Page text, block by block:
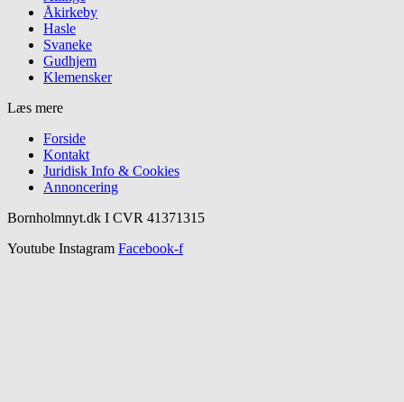
Åkirkeby
Hasle
Svaneke
Gudhjem
Klemensker
Læs mere
Forside
Kontakt
Juridisk Info & Cookies​
Annoncering
Bornholmnyt.dk I CVR 41371315
Youtube Instagram Facebook-f